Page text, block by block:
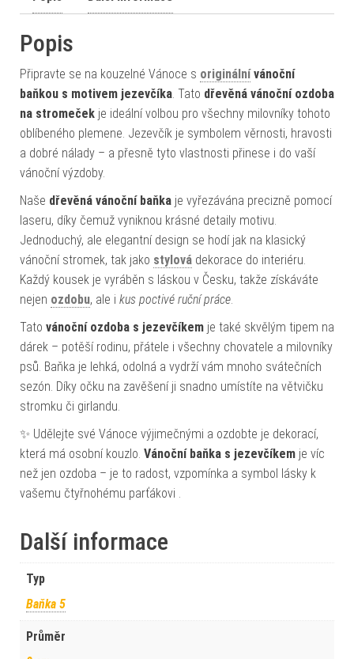
Popis
Připravte se na kouzelné Vánoce s originální vánoční
baňkou s motivem jezevčíka. Tato dřevěná vánoční ozdoba
na stromeček je ideální volbou pro všechny milovníky tohoto
oblíbeného plemene. Jezevčík je symbolem věrnosti, hravosti
a dobré nálady – a přesně tyto vlastnosti přinese i do vaší
vánoční výzdoby.
Naše dřevěná vánoční baňka je vyřezávána precizně pomocí
laseru, díky čemuž vyniknou krásné detaily motivu.
Jednoduchý, ale elegantní design se hodí jak na klasický
vánoční stromek, tak jako stylová dekorace do interiéru.
Každý kousek je vyráběn s láskou v Česku, takže získáváte
nejen ozdobu, ale i kus poctivé ruční práce.
Tato vánoční ozdoba s jezevčíkem je také skvělým tipem na
dárek – potěší rodinu, přátele i všechny chovatele a milovníky
psů. Baňka je lehká, odolná a vydrží vám mnoho svátečních
sezón. Díky očku na zavěšení ji snadno umístíte na větvičku
stromku či girlandu.
✨ Udělejte své Vánoce výjimečnými a ozdobte je dekorací,
která má osobní kouzlo. Vánoční baňka s jezevčíkem je víc
než jen ozdoba – je to radost, vzpomínka a symbol lásky k
vašemu čtyřnohému parťákovi .
Další informace
Typ
Baňka 5
Průměr